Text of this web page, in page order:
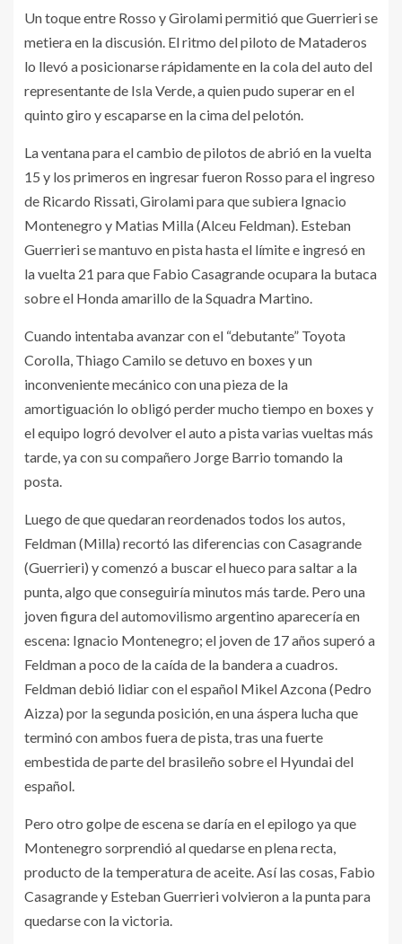
Un toque entre Rosso y Girolami permitió que Guerrieri se
metiera en la discusión. El ritmo del piloto de Mataderos
lo llevó a posicionarse rápidamente en la cola del auto del
representante de Isla Verde, a quien pudo superar en el
quinto giro y escaparse en la cima del pelotón.
La ventana para el cambio de pilotos de abrió en la vuelta
15 y los primeros en ingresar fueron Rosso para el ingreso
de Ricardo Rissati, Girolami para que subiera Ignacio
Montenegro y Matias Milla (Alceu Feldman). Esteban
Guerrieri se mantuvo en pista hasta el límite e ingresó en
la vuelta 21 para que Fabio Casagrande ocupara la butaca
sobre el Honda amarillo de la Squadra Martino.
Cuando intentaba avanzar con el “debutante” Toyota
Corolla, Thiago Camilo se detuvo en boxes y un
inconveniente mecánico con una pieza de la
amortiguación lo obligó perder mucho tiempo en boxes y
el equipo logró devolver el auto a pista varias vueltas más
tarde, ya con su compañero Jorge Barrio tomando la
posta.
Luego de que quedaran reordenados todos los autos,
Feldman (Milla) recortó las diferencias con Casagrande
(Guerrieri) y comenzó a buscar el hueco para saltar a la
punta, algo que conseguiría minutos más tarde. Pero una
joven figura del automovilismo argentino aparecería en
escena: Ignacio Montenegro; el joven de 17 años superó a
Feldman a poco de la caída de la bandera a cuadros.
Feldman debió lidiar con el español Mikel Azcona (Pedro
Aizza) por la segunda posición, en una áspera lucha que
terminó con ambos fuera de pista, tras una fuerte
embestida de parte del brasileño sobre el Hyundai del
español.
Pero otro golpe de escena se daría en el epilogo ya que
Montenegro sorprendió al quedarse en plena recta,
producto de la temperatura de aceite. Así las cosas, Fabio
Casagrande y Esteban Guerrieri volvieron a la punta para
quedarse con la victoria.